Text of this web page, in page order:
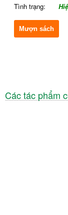
Tình trạng:
Mượn sách
Các tác phẩm